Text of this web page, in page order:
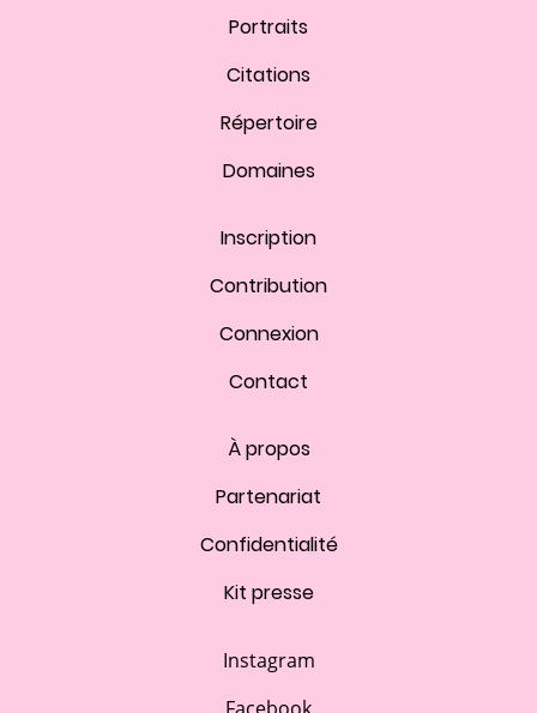
Portraits
Citations
Répertoire
Domaines
Inscription
Contribution
Connexion
Contact
À propos
Partenariat
Confidentialité
Kit presse
Instagram